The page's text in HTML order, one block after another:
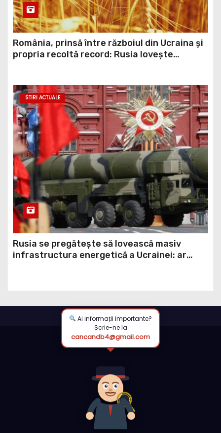
România, prinsă între războiul din Ucraina și
propria recoltă record: Rusia lovește
exportul cerealelor
STIRI ACTUALE
Rusia se pregătește să lovească masiv
infrastructura energetică a Ucrainei: ar
Ai informații importante?
Scrie-ne la
cancandb4@gmail.com